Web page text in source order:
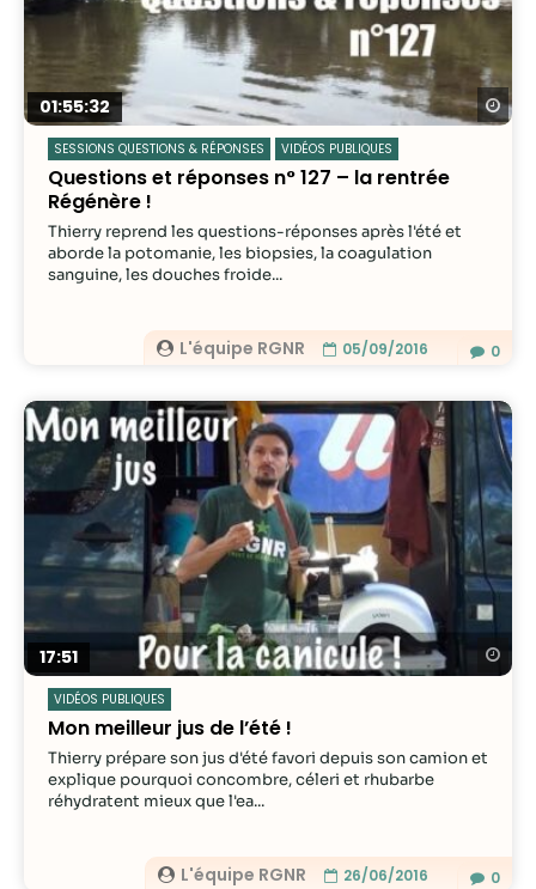
01:55:32
SESSIONS QUESTIONS & RÉPONSES VIDÉOS PUBLIQUES
Questions et réponses n° 127 – la rentrée
Régénère !
L'équipe RGNR 05/09/2016
Thierry reprend les questions-réponses après l'été et
aborde la potomanie, les biopsies, la coagulation
sanguine, les douches froide...
0
17:51
VIDÉOS PUBLIQUES
Mon meilleur jus de l’été !
L'équipe RGNR 26/06/2016
Thierry prépare son jus d'été favori depuis son camion et
explique pourquoi concombre, céleri et rhubarbe
réhydratent mieux que l'ea...
0